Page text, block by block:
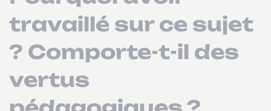
travaillé sur ce sujet
? Comporte-t-il des
vertus